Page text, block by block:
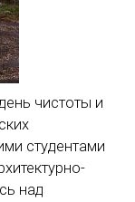
чистоты и
студентами
над